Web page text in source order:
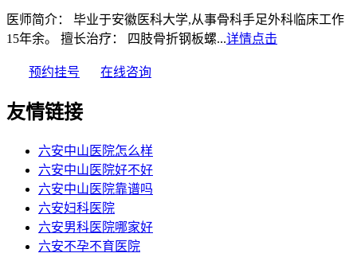
医师简介： 毕业于安徽医科大学,从事骨科手足外科临床工作
15年余。 擅长治疗： 四肢骨折钢板螺...详情点击
预约挂号 在线咨询
友情链接
六安中山医院怎么样
六安中山医院好不好
六安中山医院靠谱吗
六安妇科医院
六安男科医院哪家好
六安不孕不育医院